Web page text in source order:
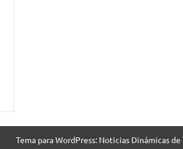
Tema para WordPress: Noticias Dinámicas